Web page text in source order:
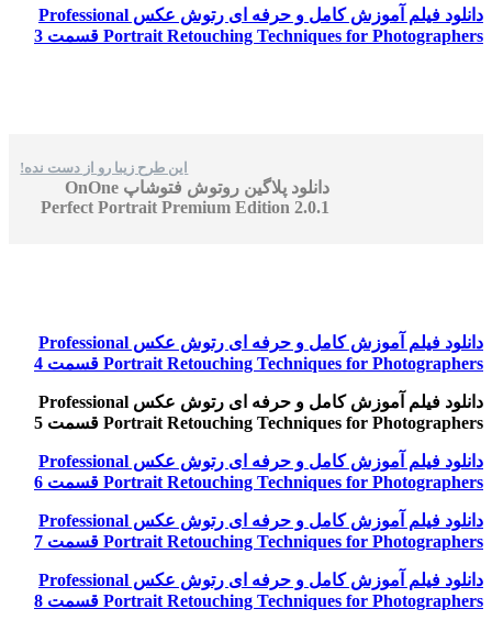
دانلود فیلم آموزش کامل و حرفه ای رتوش عکس Professional
Portrait Retouching Techniques for Photographers قسمت 3
این طرح زیبا رو از دست نده!
دانلود پلاگین روتوش فتوشاپ OnOne
Perfect Portrait Premium Edition 2.0.1
دانلود فیلم آموزش کامل و حرفه ای رتوش عکس Professional
Portrait Retouching Techniques for Photographers قسمت 4
دانلود فیلم آموزش کامل و حرفه ای رتوش عکس Professional
Portrait Retouching Techniques for Photographers قسمت 5
دانلود فیلم آموزش کامل و حرفه ای رتوش عکس Professional
Portrait Retouching Techniques for Photographers قسمت 6
دانلود فیلم آموزش کامل و حرفه ای رتوش عکس Professional
Portrait Retouching Techniques for Photographers قسمت 7
دانلود فیلم آموزش کامل و حرفه ای رتوش عکس Professional
Portrait Retouching Techniques for Photographers قسمت 8